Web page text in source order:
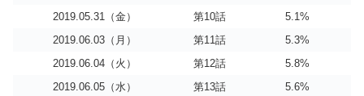
2019.05.31（金）
第10話
5.1%
2019.06.03（月）
第11話
5.3%
2019.06.04（火）
第12話
5.8%
2019.06.05（水）
第13話 5.6%